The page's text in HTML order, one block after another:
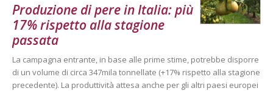
Produzione di pere in Italia: più
17% rispetto alla stagione
passata
La campagna entrante, in base alle prime stime, potrebbe disporre
di un volume di circa 347mila tonnellate (+17% rispetto alla stagione
precedente). La produttività attesa anche per gli altri paesi europei